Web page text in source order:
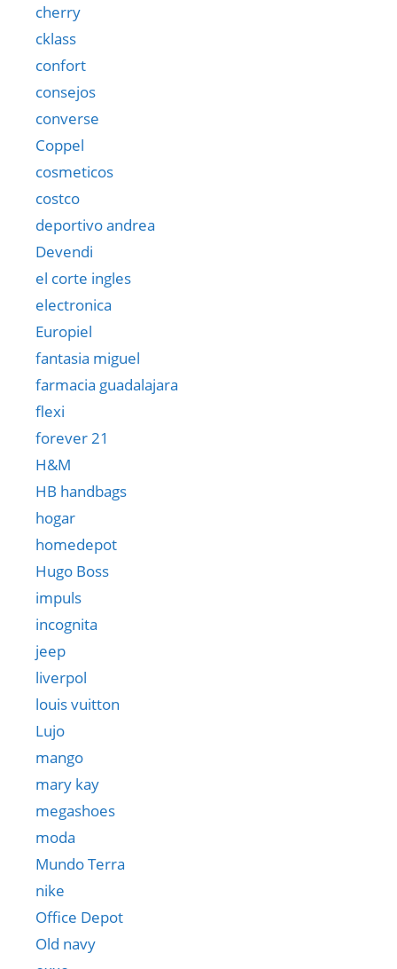
cherry
cklass
confort
consejos
converse
Coppel
cosmeticos
costco
deportivo andrea
Devendi
el corte ingles
electronica
Europiel
fantasia miguel
farmacia guadalajara
flexi
forever 21
H&M
HB handbags
hogar
homedepot
Hugo Boss
impuls
incognita
jeep
liverpol
louis vuitton
Lujo
mango
mary kay
megashoes
moda
Mundo Terra
nike
Office Depot
Old navy